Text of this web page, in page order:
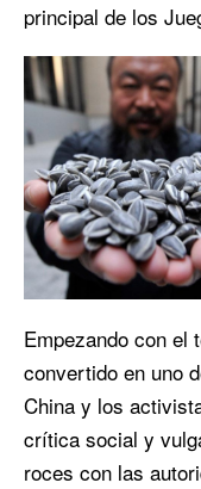
principal de los
Empezando con el
convertido en uno
China y los
crítica social y
roces con las